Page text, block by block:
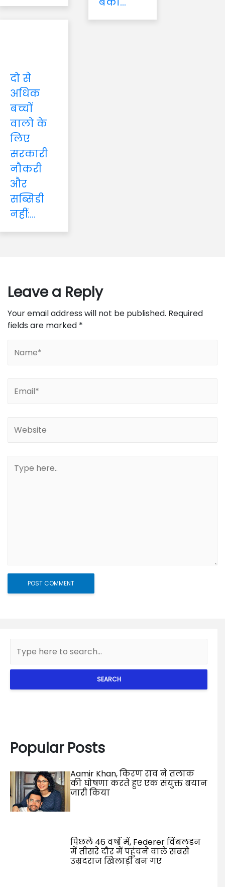
दो से
अधिक
बच्चों
वालो के
लिए
सरकारी
नौकरी
और
सब्सिडी
नहीं:...
Leave a Reply
Your email address will not be published. Required
fields are marked *
SEARCH
Popular Posts
Aamir Khan, किरण राव ने तलाक
की घोषणा करते हुए एक संयुक्त बयान
जारी किया
पिछले 46 वर्षों में, Federer विंबलडन
में तीसरे दौर में पहुंचने वाले सबसे
उम्रदराज खिलाड़ी बन गए